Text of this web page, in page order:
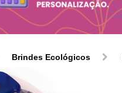
Brindes Ecológicos